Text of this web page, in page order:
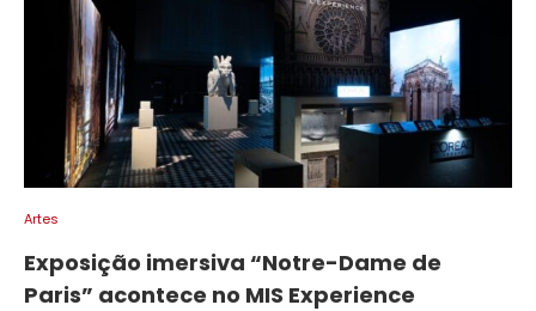
Artes
Exposição imersiva “Notre-Dame de
Paris” acontece no MIS Experience